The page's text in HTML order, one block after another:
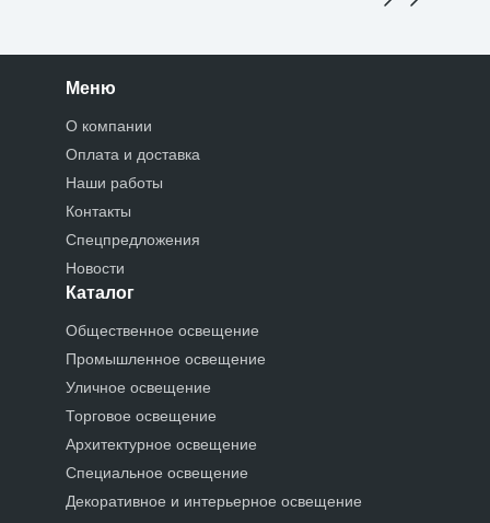
Меню
О компании
Оплата и доставка
Наши работы
Контакты
Спецпредложения
Новости
Каталог
Общественное освещение
Промышленное освещение
Уличное освещение
Торговое освещение
Архитектурное освещение
Специальное освещение
Декоративное и интерьерное освещение